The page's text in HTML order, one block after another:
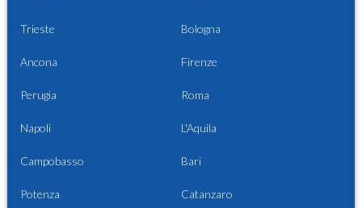
Trieste Bologna
Ancona Firenze
Perugia Roma
Napoli L'Aquila
Campobasso Bari
Potenza Catanzaro